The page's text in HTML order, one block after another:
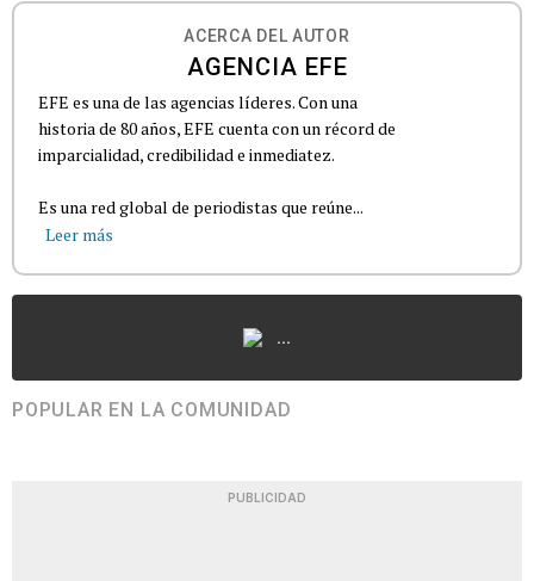
ACERCA DEL AUTOR
AGENCIA EFE
EFE es una de las agencias líderes. Con una
historia de 80 años, EFE cuenta con un récord de
imparcialidad, credibilidad e inmediatez.
Es una red global de periodistas que reúne...
Leer más
...
POPULAR EN LA COMUNIDAD
PUBLICIDAD